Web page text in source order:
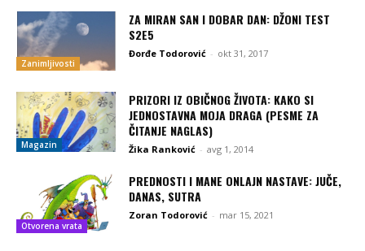
Zanimljivosti
ZA MIRAN SAN I DOBAR DAN: DŽONI TEST
S2E5
Đorđe Todorović - okt 31, 2017
Magazin
PRIZORI IZ OBIČNOG ŽIVOTA: KAKO SI
JEDNOSTAVNA MOJA DRAGA (PESME ZA
ČITANJE NAGLAS)
Žika Ranković - avg 1, 2014
Otvorena vrata
PREDNOSTI I MANE ONLAJN NASTAVE: JUČE,
DANAS, SUTRA
Zoran Todorović - mar 15, 2021